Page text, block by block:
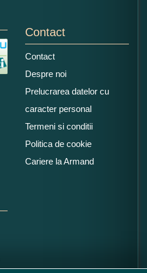
Contact
Contact
Despre noi
Prelucrarea datelor cu
caracter personal
Termeni si conditii
Politica de cookie
Cariere la Armand